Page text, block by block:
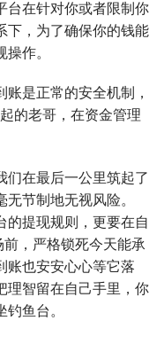
台在针对你或者限制你
下，为了确保你的钱能
作。
是正常的安全机制，
的老哥，在资金管理
们在最后一公里筑起了
节制地无视风险。
的提现规则，更要在自
前，严格锁死今天能承
账也安安心心等它落
理智留在自己手里，你
鱼台。